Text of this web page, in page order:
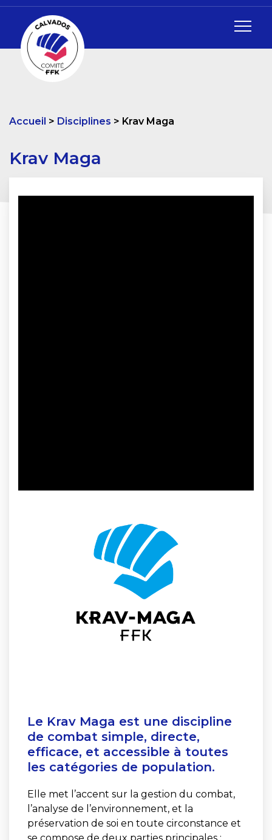
Accueil Disciplines Krav Maga
Krav Maga
Le Krav Maga est une discipline
de combat simple, directe,
efficace, et accessible à toutes
les catégories de population.
Elle met l’accent sur la gestion du combat,
l’analyse de l’environnement, et la
préservation de soi en toute circonstance et